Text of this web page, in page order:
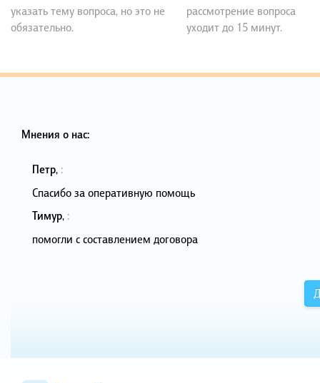
указать тему вопроса, но это не
обязательно.
рассмотрение вопроса
уходит до 15 минут.
Мнения о нас:
Петр, :
Спасибо за оперативную помощь
Тимур, :
помогли с составлением договора